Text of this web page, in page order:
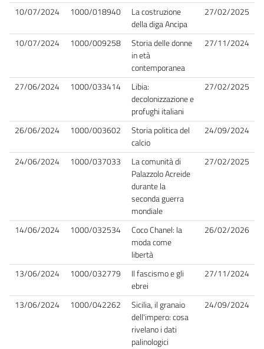
10/07/2024 1000/018940
La costruzione
della diga Ancipa
27/02/2025
10/07/2024 1000/009258
Storia delle donne
in età
contemporanea
27/11/2024
27/06/2024 1000/033414
Libia:
decolonizzazione e
profughi italiani
27/02/2025
26/06/2024 1000/003602
Storia politica del
calcio
24/09/2024
24/06/2024 1000/037033
La comunità di
Palazzolo Acreide
durante la
seconda guerra
mondiale
27/02/2025
14/06/2024 1000/032534
Coco Chanel: la
moda come
libertà
26/02/2026
13/06/2024 1000/032779
Il fascismo e gli
ebrei
27/11/2024
13/06/2024 1000/042262
Sicilia, il granaio
dell'impero: cosa
rivelano i dati
palinologici
24/09/2024